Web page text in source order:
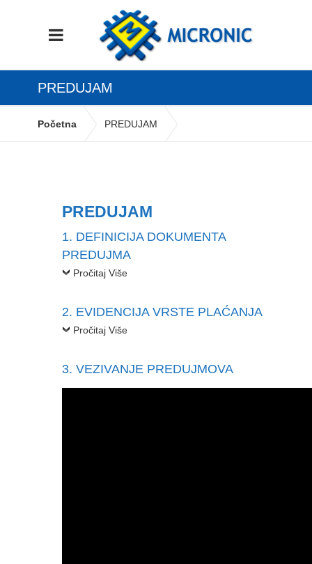
PREDUJAM
Početna PREDUJAM
PREDUJAM
1. DEFINICIJA DOKUMENTA
PREDUJMA
Pročitaj Više
2. EVIDENCIJA VRSTE PLAĆANJA
Pročitaj Više
3. VEZIVANJE PREDUJMOVA